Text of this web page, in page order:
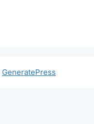
GeneratePress